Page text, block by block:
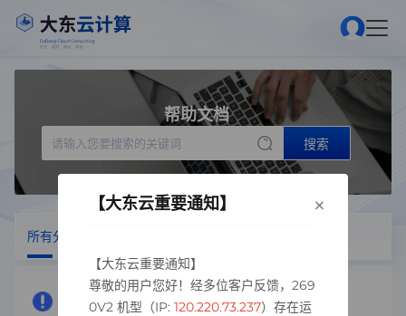
帮助文档
搜索
所有分类
很抱歉,我们没有找到包含“远程端口”的文章
【大东云重要通知】
【大东云重要通知】
尊敬的用户您好！经多位客户反馈，269
0V2 机型（IP: 120.220.73.237）存在运
×